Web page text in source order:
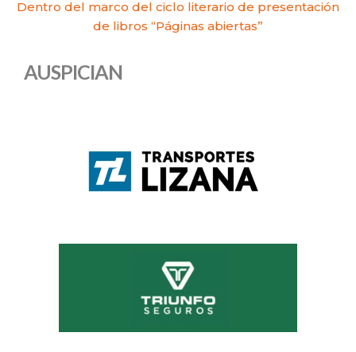
Dentro del marco del ciclo literario de presentación
de libros “Páginas abiertas”
AUSPICIAN